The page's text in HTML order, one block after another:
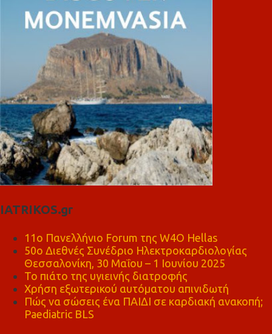
IATRIKOS.gr
11ο Πανελλήνιο Forum της W4O Hellas
50ο Διεθνές Συνέδριο Ηλεκτροκαρδιολογίας
Θεσσαλονίκη, 30 Μαΐου – 1 Ιουνίου 2025
Το πιάτο της υγιεινής διατροφής
Χρήση εξωτερικού αυτόματου απινιδωτή
Πώς να σώσεις ένα ΠΑΙΔΙ σε καρδιακή ανακοπή;
Paediatric BLS